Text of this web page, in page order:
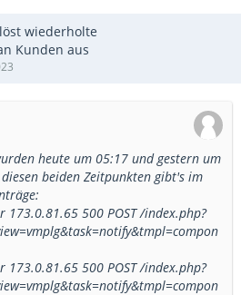
wiederholte
Kunden aus
heute um 05:17 und gestern um
beiden Zeitpunkten gibt's im
500 POST /index.php?
500 POST /index.php?